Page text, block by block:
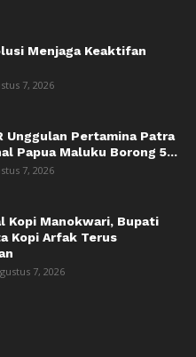
Menjaga Keaktifan
7, 2026
Unggulan Pertamina Patra
Papua Maluku Borong 5...
7, 2026
Kopi Manokwari, Bupati
Kopi Arfak Terus
7, 2026